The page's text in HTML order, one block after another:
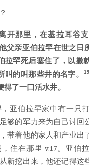
开那里，在基拉耳谷
父亲亚伯拉罕在世之日
拉罕死后塞住了，以撒
叫的叫那些井的名字。
19
了一口活水井。
亚伯拉罕家中有一只
够的军力来为自己讨回
带着他的家人和产业出
，住在那里v.17。亚伯
新挖出来，他还记得这